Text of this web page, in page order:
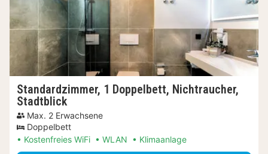
Standardzimmer, 1 Doppelbett, Nichtraucher,
Stadtblick
Max. 2 Erwachsene
Doppelbett
Kostenfreies WiFi
WLAN Klimaanlage